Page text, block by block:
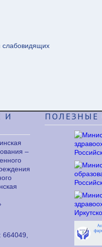
слабовидящих
И
–
ПОЛЕЗНЫЕ